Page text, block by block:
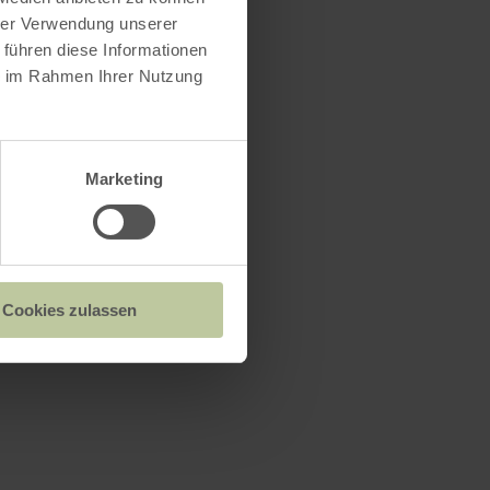
Verwendung unserer
diese Informationen
Rahmen Ihrer Nutzung
Marketing
Cookies zulassen